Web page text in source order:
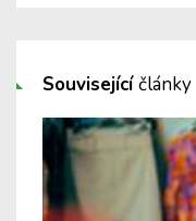
Souvisejícíčlánky